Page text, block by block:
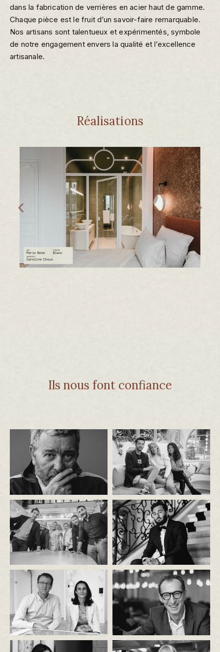
dans la fabrication de verrières en acier haut de gamme.
Chaque pièce est le fruit d’un savoir-faire remarquable.
Nos artisans sont talentueux et expérimentés, symbole
de notre engagement envers la qualité et l’excellence
artisanale.
Réalisations
Ils nous font confiance